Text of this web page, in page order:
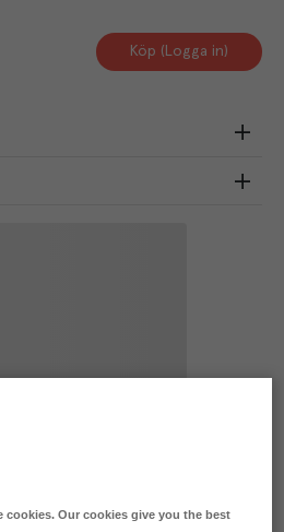
Köp (Logga in)
cookies. Our cookies give you the best